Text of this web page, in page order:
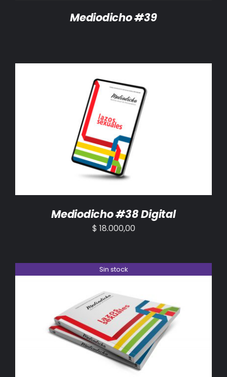
Mediodicho #39
AÑADIR AL CARRITO /
Mediodicho #38 Digital
$ 18.000,00
Sin stock
DETALLES